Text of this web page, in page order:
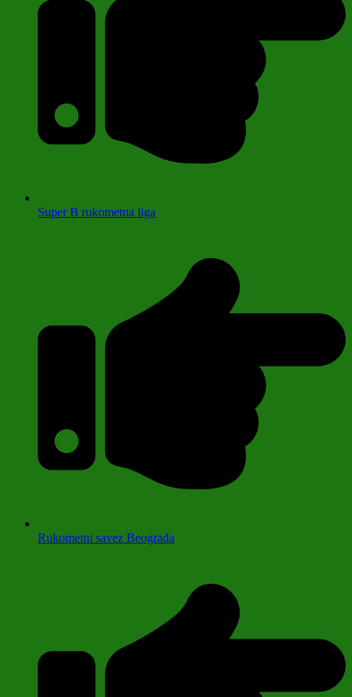
Super B rukometna liga
Rukometni savez Beograda